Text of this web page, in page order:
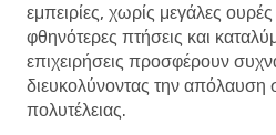
εμπειρίες, χωρίς μεγάλες ουρές
φθηνότερες πτήσεις και
επιχειρήσεις προσφέρουν
διευκολύνοντας την απόλαυση
πολυτέλειας.